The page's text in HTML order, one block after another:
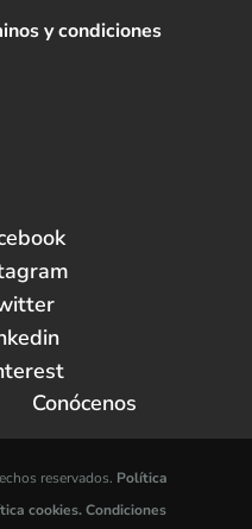
y condiciones
Conócenos
reservados. Política
cookies.Condiciones